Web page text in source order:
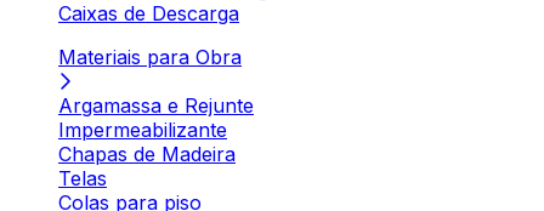
Caixas de Descarga
Materiais para Obra
Argamassa e Rejunte
Impermeabilizante
Chapas de Madeira
Telas
Colas para piso